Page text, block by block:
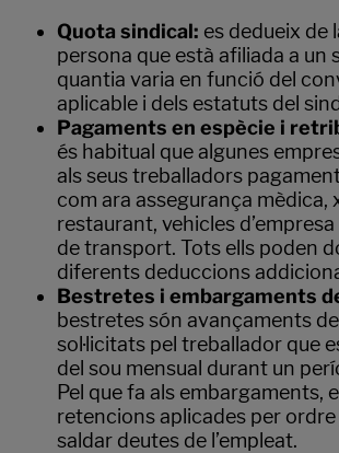
Quota sindical: es dedueix de
persona que està afiliada a un
quantia varia en funció del
aplicable i dels estatuts del
Pagaments en espècie i
és habitual que algunes
als seus treballadors
com ara assegurança mèdica,
restaurant, vehicles
de transport. Tots ells poden
diferents deduccions
Bestretes i embargaments
bestretes són avançaments
sol·licitats pel treballador que
del sou mensual durant un
Pel que fa als embargaments,
retencions aplicades per
saldar deutes de l’empleat.